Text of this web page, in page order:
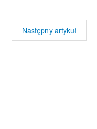
Następny artykuł